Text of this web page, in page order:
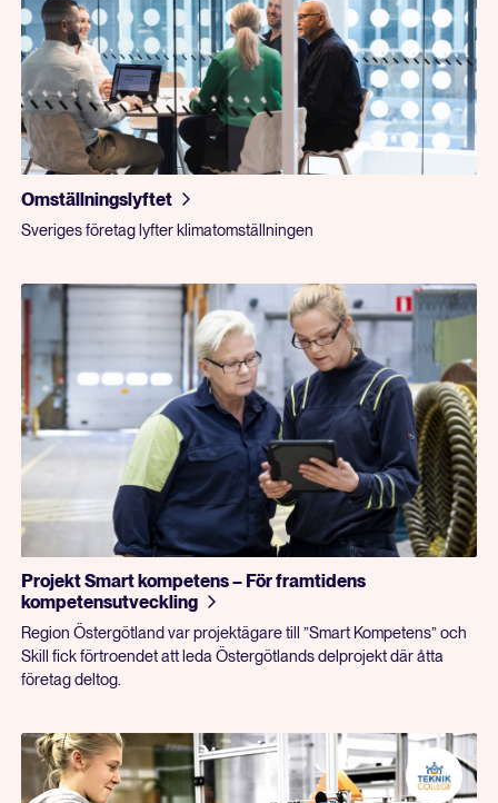
Omställningslyftet
Sveriges företag lyfter klimatomställningen
Projekt Smart kompetens – För framtidens
kompetensutveckling
Region Östergötland var projektägare till ”Smart Kompetens” och
Skill fick förtroendet att leda Östergötlands delprojekt där åtta
företag deltog.